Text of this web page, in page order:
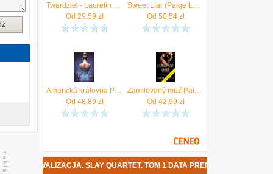
Twardziel - Laurelin Paige (EPUB)
Od 29,59 zł
Sweet Liar (Paige Laurelin)
Od 50,54zł
Americká královna Paige Laurelin, Simone Sierra
Od 48,89 zł
Zamilovaný muž Paigeová Laurelin
Od 42,99 zł
RYWALIZACJA. SLAY QUARTET. TOM 1 DATA PREMIERY